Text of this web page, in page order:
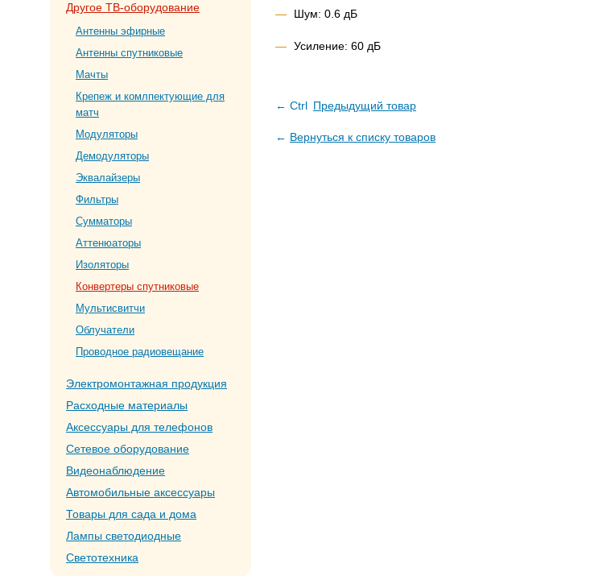
Другое ТВ-оборудование
Антенны эфирные
Антенны спутниковые
Мачты
Крепеж и комлпектующие для
матч
Модуляторы
Демодуляторы
Эквалайзеры
Фильтры
Сумматоры
Аттенюаторы
Изоляторы
Конвертеры спутниковые
Мультисвитчи
Облучатели
Проводное радиовещание
Электромонтажная продукция
Расходные материалы
Аксессуары для телефонов
Сетевое оборудование
Видеонаблюдение
Автомобильные аксессуары
Товары для сада и дома
Лампы светодиодные
Светотехника
Шум: 0.6 дБ
Усиление: 60 дБ
← Ctrl Предыдущий товар
← Вернуться к списку товаров